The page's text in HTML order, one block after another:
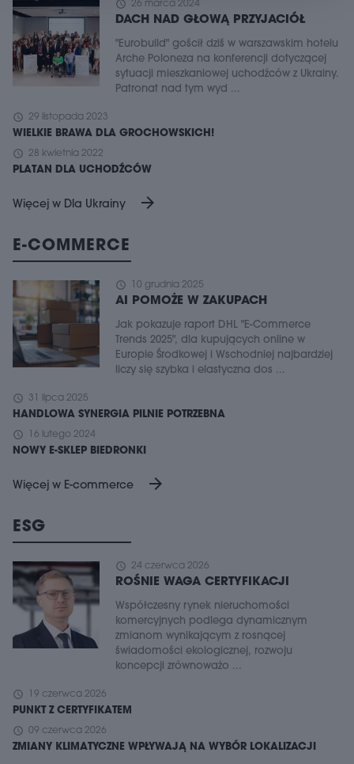
schedule 26 marca 2024
DACH NAD GŁOWĄ PRZYJACIÓŁ
"Eurobuild" gościł dziś w warszawskim hotelu
Arche Poloneza na konferencji dotyczącej
sytuacji mieszkaniowej uchodźców z Ukrainy.
Patronat nad tym wyd ...
schedule 29 listopada 2023
WIELKIE BRAWA DLA GROCHOWSKICH!
schedule 28 kwietnia 2022
PLATAN DLA UCHODŹCÓW
Więcej w Dla Ukrainy arrow_forward
E-COMMERCE
schedule 10 grudnia 2025
AI POMOŻE W ZAKUPACH
Jak pokazuje raport DHL "E-Commerce
Trends 2025", dla kupujących online w
Europie Środkowej i Wschodniej najbardziej
liczy się szybka i elastyczna dos ...
schedule 31 lipca 2025
HANDLOWA SYNERGIA PILNIE POTRZEBNA
schedule 16 lutego 2024
NOWY E-SKLEP BIEDRONKI
Więcej w E-commerce arrow_forward
ESG
schedule 24 czerwca 2026
ROŚNIE WAGA CERTYFIKACJI
Współczesny rynek nieruchomości
komercyjnych podlega dynamicznym
zmianom wynikającym z rosnącej
świadomości ekologicznej, rozwoju
koncepcji zrównoważo ...
schedule 19 czerwca 2026
PUNKT Z CERTYFIKATEM
schedule 09 czerwca 2026
ZMIANY KLIMATYCZNE WPŁYWAJĄ NA WYBÓR LOKALIZACJI